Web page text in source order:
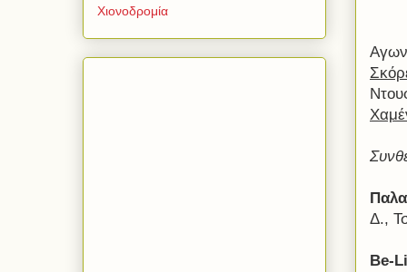
Δ.,
Be-
Χιονοδρομία